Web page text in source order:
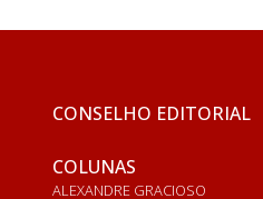
CONSELHO EDITORIAL
COLUNAS
ALEXANDRE GRACIOSO